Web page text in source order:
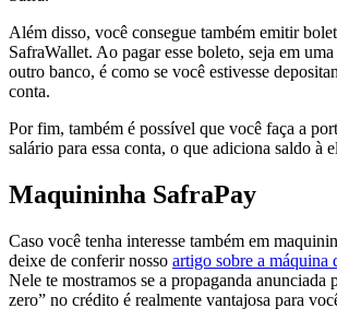
Além disso, você consegue também emitir
SafraWallet. Ao pagar esse boleto, seja em
outro banco, é como se você estivesse
conta.
Por fim, também é possível que você faça a
salário para essa conta, o que adiciona saldo à
Maquininha SafraPay
Caso você tenha interesse também em
deixe de conferir nosso artigo sobre a máquina
Nele te mostramos se a propaganda anunciada
zero” no crédito é realmente vantajosa para